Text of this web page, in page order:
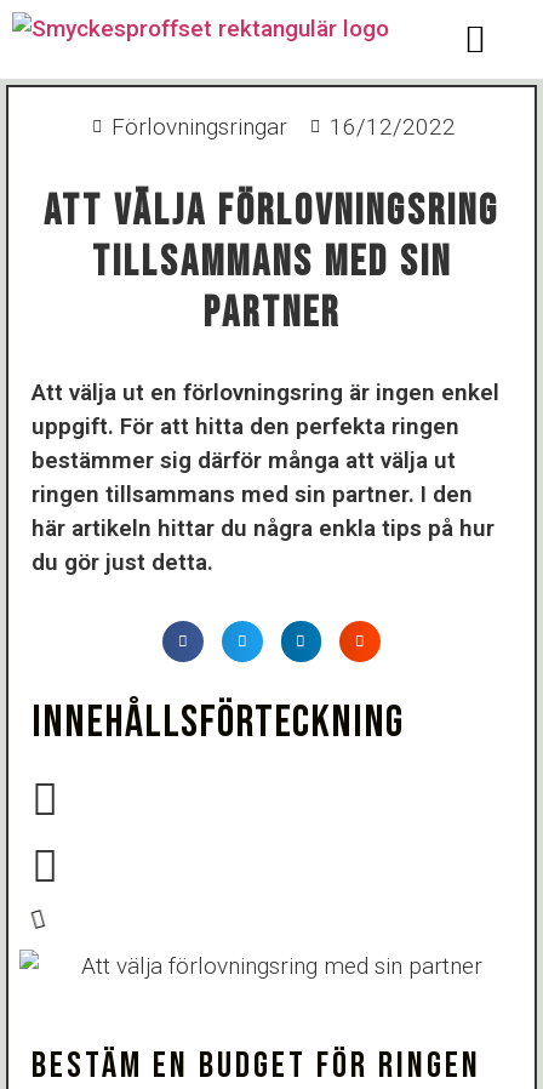
Förlovningsringar 16/12/2022
Att Välja Förlovningsring
Tillsammans Med Sin
Partner
Att välja ut en förlovningsring är ingen enkel
uppgift. För att hitta den perfekta ringen
bestämmer sig därför många att välja ut
ringen tillsammans med sin partner. I den
här artikeln hittar du några enkla tips på hur
du gör just detta.
INNEHÅLLSFÖRTECKNING
BESTÄM EN BUDGET FÖR RINGEN